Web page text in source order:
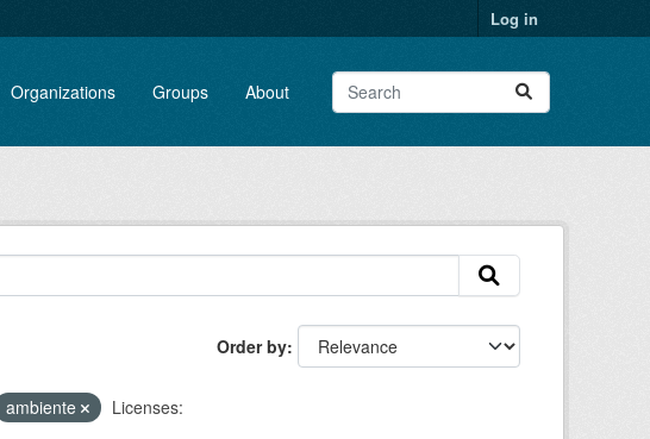
Log in
Organizations Groups About
Order by
ambiente
Licenses: